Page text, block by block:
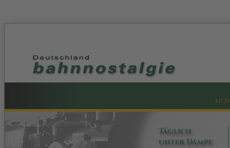
Täglich
unter Dampf